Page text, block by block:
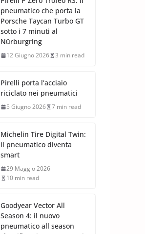
pneumatico che porta la
Porsche Taycan Turbo GT
sotto i 7 minuti al
Nürburgring
12 Giugno 2026 3 min read
Pirelli porta l’acciaio
riciclato nei pneumatici
5 Giugno 2026 7 min read
Michelin Tire Digital Twin:
il pneumatico diventa
smart
29 Maggio 2026
10 min read
Goodyear Vector All
Season 4: il nuovo
pneumatico all season